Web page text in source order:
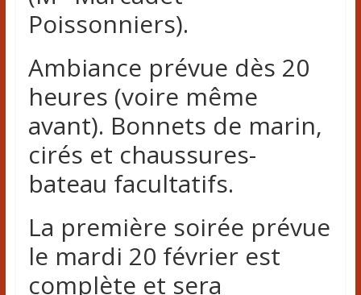
Poissonniers).
Ambiance prévue dès 20
heures (voire même
avant). Bonnets de marin,
cirés et chaussures-
bateau facultatifs.
La première soirée prévue
le mardi 20 février est
complète et sera